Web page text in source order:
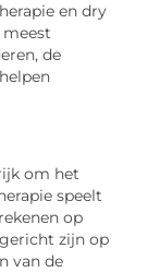
en dry
de
om het
speelt
op
zijn op
van de